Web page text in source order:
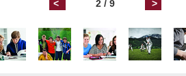
< 2 / 9 >